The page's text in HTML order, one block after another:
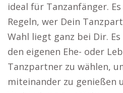
ideal für Tanzanfänger.
Regeln, wer Dein
Wahl liegt ganz bei Dir.
den eigenen Ehe- oder
Tanzpartner zu wählen,
miteinander zu genießen